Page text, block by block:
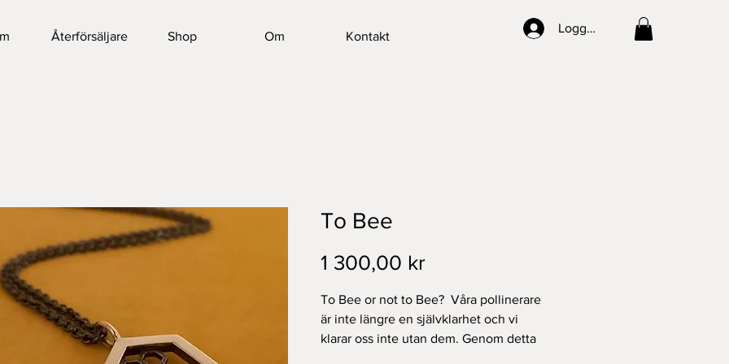
Logga in
Återförsäljare Shop Om Kontakt
To Bee
1 300,00 kr
To Bee or not to Bee? Våra pollinerare
är inte längre en självklarhet och vi
klarar oss inte utan dem. Genom detta